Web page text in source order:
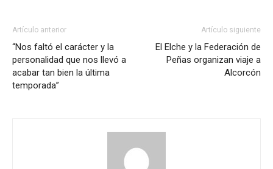
Artículo anterior
“Nos faltó el carácter y la
personalidad que nos llevó a
acabar tan bien la última
temporada”
Artículo siguiente
El Elche y la Federación de
Peñas organizan viaje a
Alcorcón